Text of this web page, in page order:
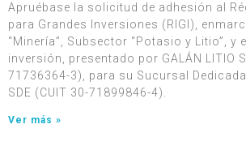
Apruébase la solicitud de adhesión al
para Grandes Inversiones (RIGI),
“Minería”, Subsector “Potasio y Litio”, y
inversión, presentado por GALÁN LITIO
71736364-3), para su Sucursal
SDE (CUIT 30-71899846-4).
Ver más »